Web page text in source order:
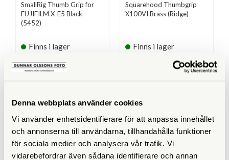
Denna webbplats använder cookies
Vi använder enhetsidentifierare för att anpassa innehållet
och annonserna till användarna, tillhandahålla funktioner
för sociala medier och analysera vår trafik. Vi
vidarebefordrar även sådana identifierare och annan
SmallRig Thumb Grip for
FUJIFILM X-E5 Black
(5452)
Finns i lager
319 SEK
Squarehood Thumbgrip
X100VI Brass (Ridge)
Finns i lager
ANDRA KÖPTE ÄVEN